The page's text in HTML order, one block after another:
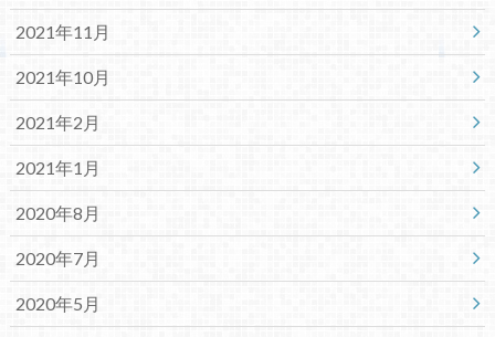
2021年11月
2021年10月
2021年2月
2021年1月
2020年8月
2020年7月
2020年5月